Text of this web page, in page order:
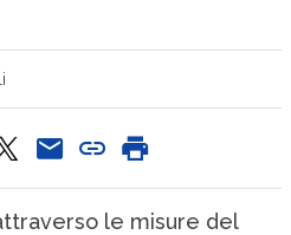
le misure del